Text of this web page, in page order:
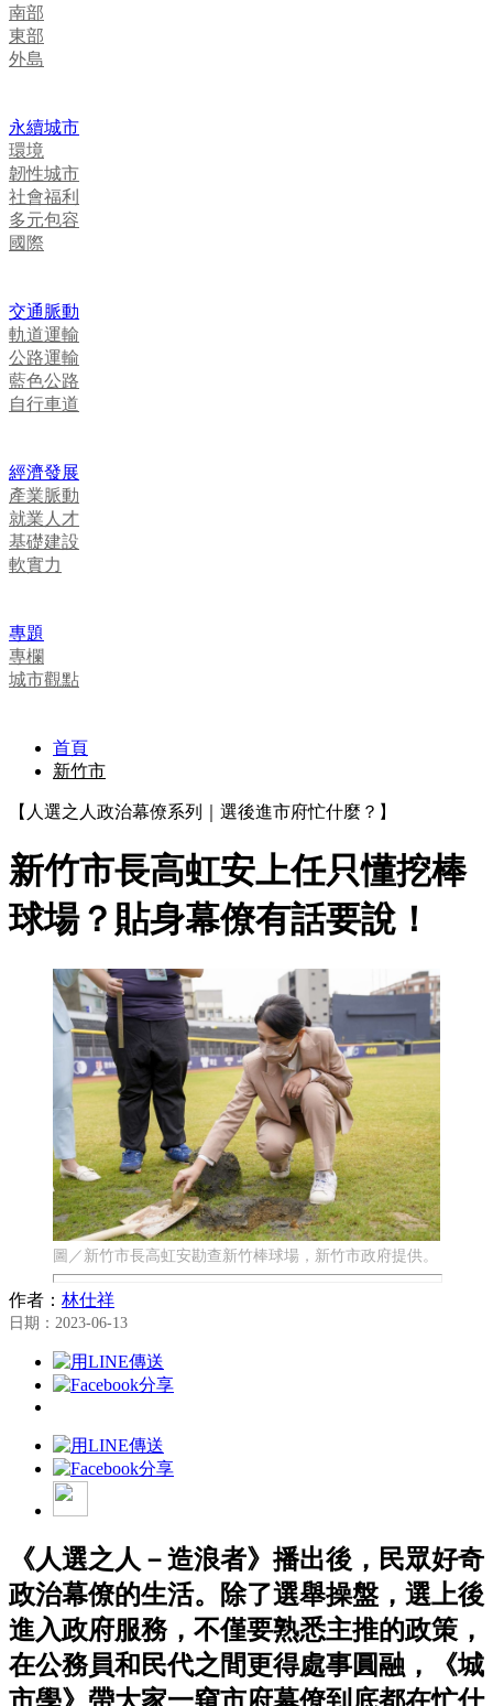
南部
東部
外島
永續城市
環境
韌性城市
社會福利
多元包容
國際
交通脈動
軌道運輸
公路運輸
藍色公路
自行車道
經濟發展
產業脈動
就業人才
基礎建設
軟實力
專題
專欄
城市觀點
首頁
新竹市
【人選之人政治幕僚系列｜選後進市府忙什麼？】
新竹市長高虹安上任只懂挖棒
球場？貼身幕僚有話要說！
圖／新竹市長高虹安勘查新竹棒球場，新竹市政府提供。
作者： 林仕祥
日期：2023-06-13
《人選之人－造浪者》播出後，民眾好奇
政治幕僚的生活。除了選舉操盤，選上後
進入政府服務，不僅要熟悉主推的政策，
在公務員和民代之間更得處事圓融，《城